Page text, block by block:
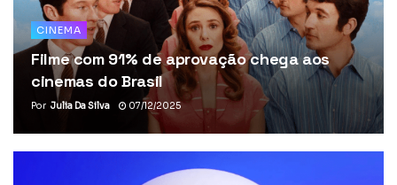
CINEMA
Filme com 91% de aprovação chega aos
cinemas do Brasil
Por Julia Da Silva 07/12/2025